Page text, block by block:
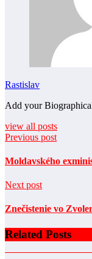
Rastislav
Add your
view all posts
Previous post
Moldavského
Next post
Znečistenie vo
Related Posts